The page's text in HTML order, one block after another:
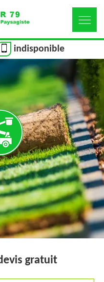
indisponible
gratuit